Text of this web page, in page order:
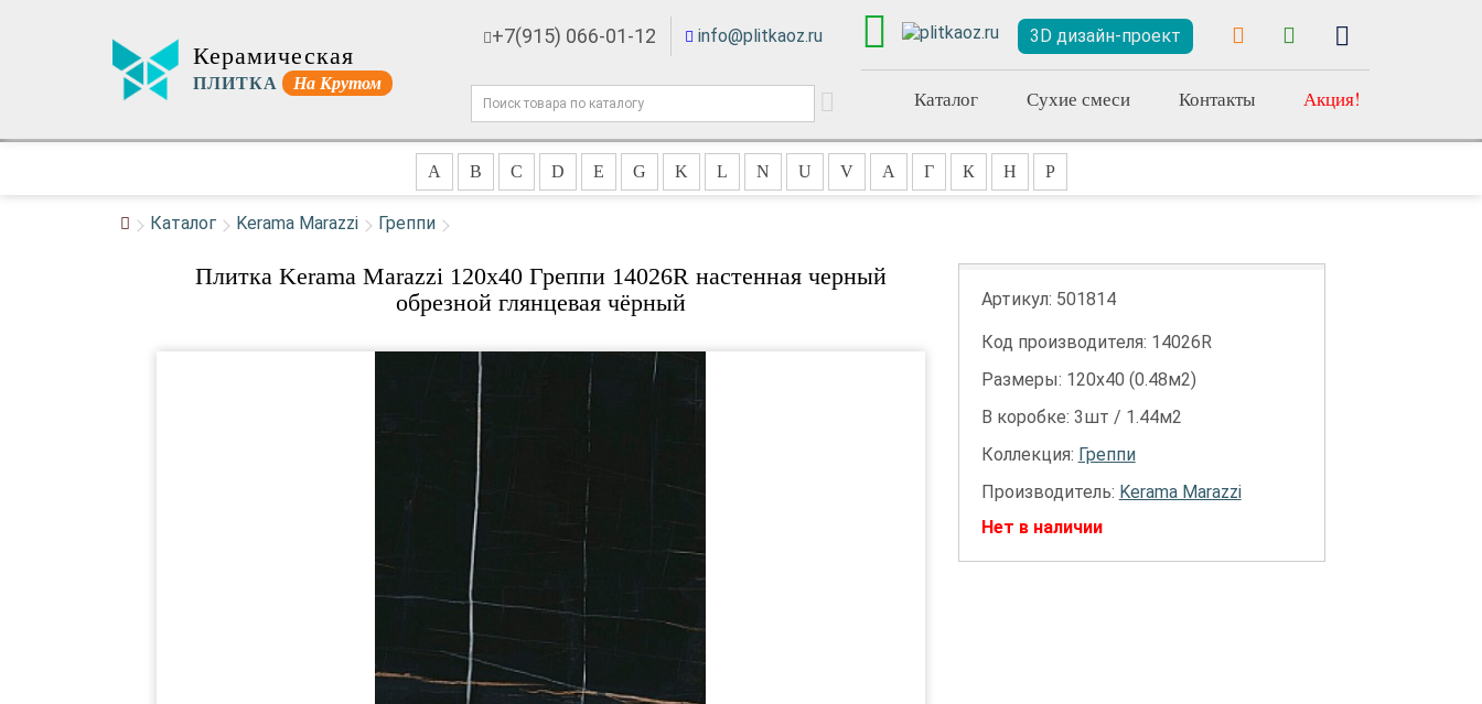
Керамическая
ПЛИТКА На Крутом
+7(915) 066-01-12 info@plitkaoz.ru 3D дизайн-проект
Каталог Сухие смеси Контакты Акция!
A B C D E G K L N U V А Г К Н Р
Каталог Kerama Marazzi Греппи
Плитка Kerama Marazzi 120x40 Греппи 14026R настенная черный
обрезной глянцевая чёрный
Артикул: 501814
Код производителя: 14026R
Размеры: 120х40 (0.48м2)
В коробке: 3шт / 1.44м2
Коллекция: Греппи
Производитель: Kerama Marazzi
Нет в наличии